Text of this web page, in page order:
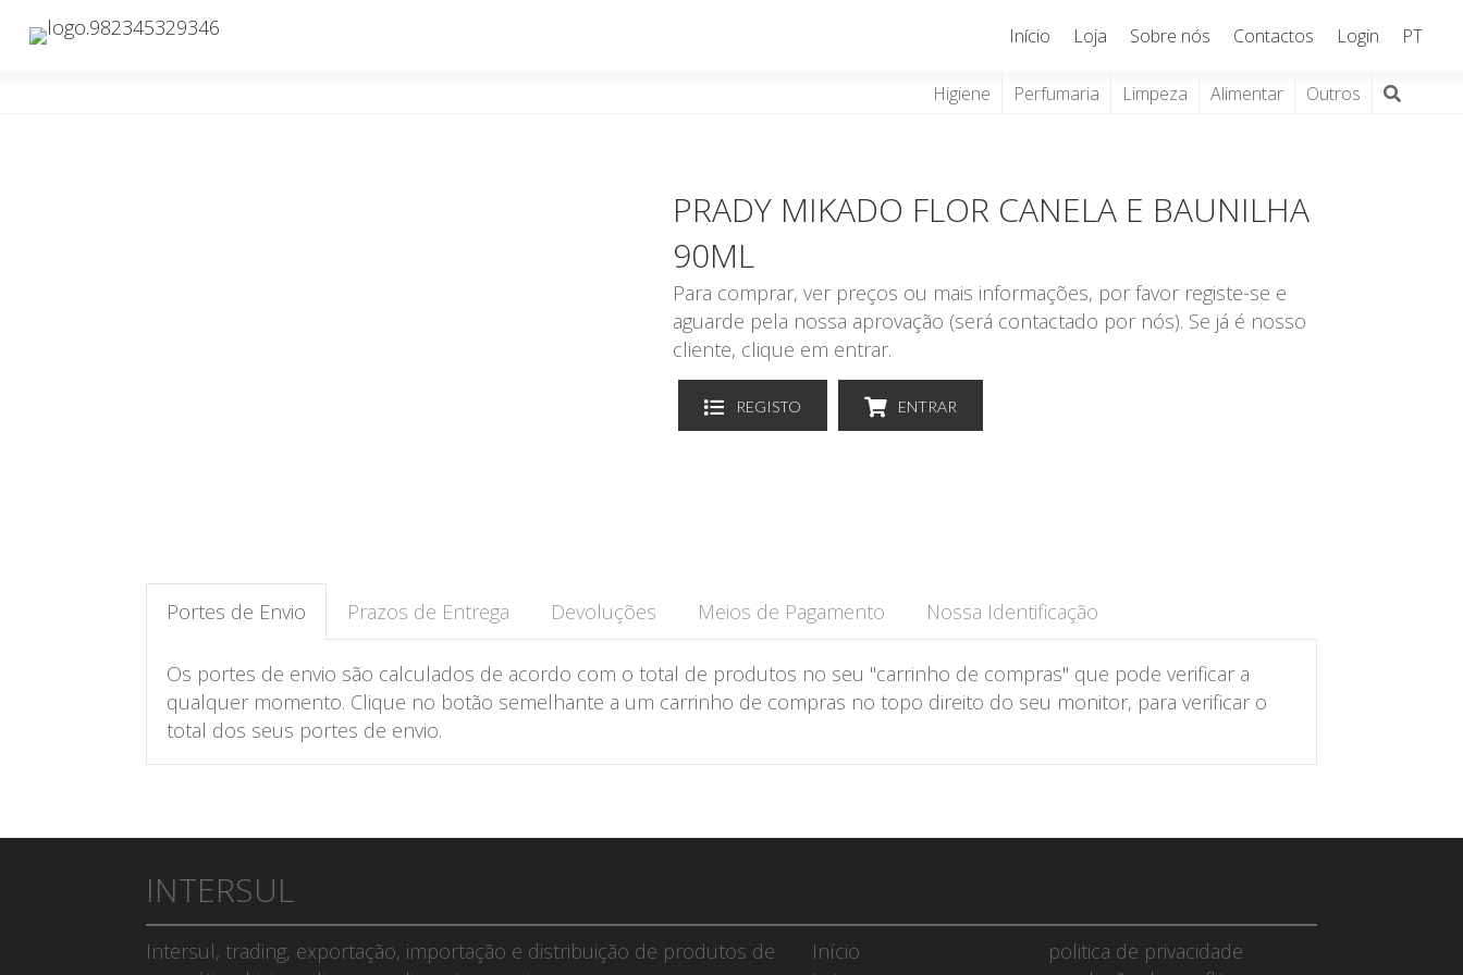
Início Loja Sobre nós Contactos Login PT
Higiene Perfumaria Limpeza Alimentar Outros
PRADY MIKADO FLOR CANELA E BAUNILHA
90ML
Para comprar, ver preços ou mais informações, por favor registe-se e
aguarde pela nossa aprovação (será contactado por nós). Se já é nosso
cliente, clique em entrar.
REGISTO ENTRAR
Portes de Envio Prazos de Entrega Devoluções Meios de Pagamento Nossa Identificação
Os portes de envio são calculados de acordo com o total de produtos no seu "carrinho de compras" que pode verificar a
qualquer momento. Clique no botão semelhante a um carrinho de compras no topo direito do seu monitor, para verificar o
total dos seus portes de envio.
INTERSUL
Intersul, trading, exportação, importação e distribuição de produtos de
Início
politica de privacidade